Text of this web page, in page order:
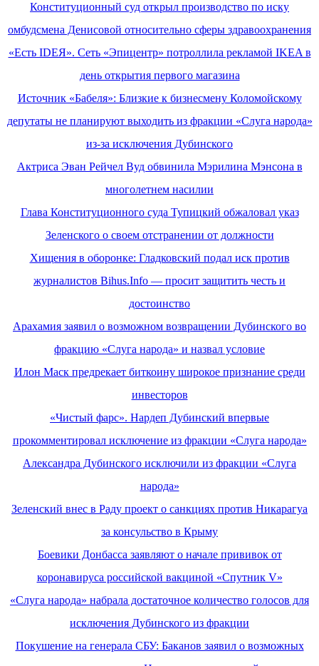
Конституционный суд открыл производство по иску
омбудсмена Денисовой относительно сферы здравоохранения
«Есть IDEЯ». Сеть «Эпицентр» потроллила рекламой IKEA в
день открытия первого магазина
Источник «Бабеля»: Близкие к бизнесмену Коломойскому
депутаты не планируют выходить из фракции «Слуга народа»
из-за исключения Дубинского
Актриса Эван Рейчел Вуд обвинила Мэрилина Мэнсона в
многолетнем насилии
Глава Конституционного суда Тупицкий обжаловал указ
Зеленского о своем отстранении от должности
Хищения в оборонке: Гладковский подал иск против
журналистов Bihus.Іnfo — просит защитить честь и
достоинство
Арахамия заявил о возможном возвращении Дубинского во
фракцию «Слуга народа» и назвал условие
Илон Маск предрекает биткоину широкое признание среди
инвесторов
«Чистый фарс». Нардеп Дубинский впервые
прокомментировал исключение из фракции «Слуга народа»
Александра Дубинского исключили из фракции «Слуга
народа»
Зеленский внес в Раду проект о санкциях против Никарагуа
за консульство в Крыму
Боевики Донбасса заявляют о начале прививок от
коронавируса российской вакциной «Спутник V»
«Слуга народа» набрала достаточное количество голосов для
исключения Дубинского из фракции
Покушение на генерала СБУ: Баканов заявил о возможных